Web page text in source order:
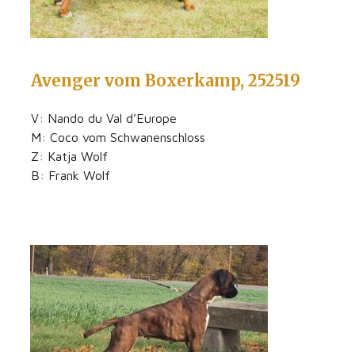
Avenger vom Boxerkamp, 252519
V: Nando du Val d’Europe
M: Coco vom Schwanenschloss
Z: Katja Wolf
B: Frank Wolf